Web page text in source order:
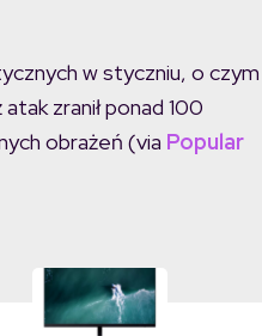
w styczniu, o czym
zranił ponad 100
obrażeń (via Popular